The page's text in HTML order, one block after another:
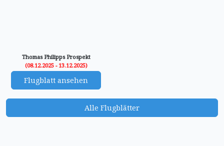
Thomas Philipps Prospekt
(08.12.2025 - 13.12.2025)
Flugblatt ansehen
Alle Flugblätter